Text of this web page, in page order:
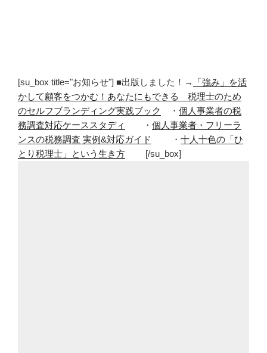
[su_box title="お知らせ"] ■出版しました！→
「強み」を活
かして顧客をつかむ！あなたにもできる 税理士のため
のセルフブランディング実践ブック
・ 個人事業者の税
務調査対応ケーススタディ
・ 個人事業者・フリーラ
ンスの税務調査 実例&対応ガイド
・ 十人十色の「ひ
とり税理士」という生き方 [/su_box]